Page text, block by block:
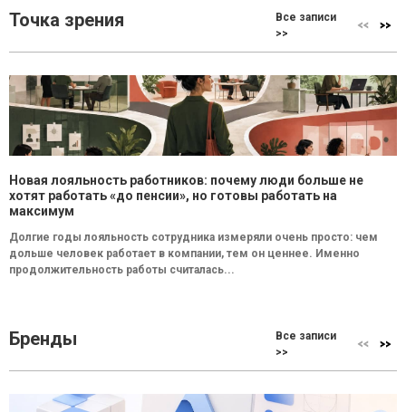
Точка зрения
Все записи
>>
Новая лояльность работников: почему люди больше не
хотят работать «до пенсии», но готовы работать на
максимум
Долгие годы лояльность сотрудника измеряли очень просто: чем
дольше человек работает в компании, тем он ценнее. Именно
продолжительность работы считалась...
Бренды
Все записи
>>